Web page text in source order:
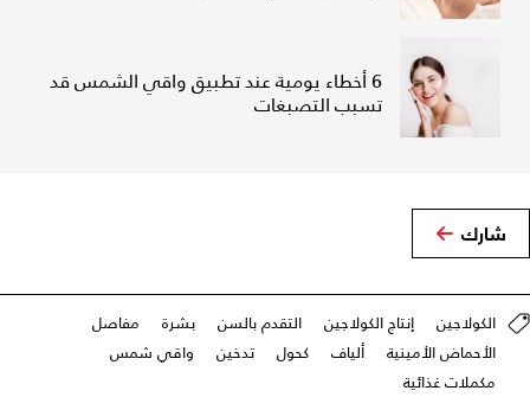
6 أخطاء يومية عند تطبيق واقي الشمس قد
تسبب التصبغات
شارك
الكولاجين إنتاج الكولاجين التقدم بالسن بشرة
مفاصل
الأحماض الأمينية
ألياف كحول تدخين
واقي شمس
مكملات غذائية